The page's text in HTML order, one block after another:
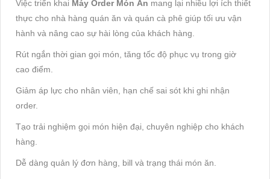
Việc triển khai Máy Order Món Ăn mang lại nhiều lợi ích thiết
thực cho nhà hàng quán ăn và quán cà phê giúp tối ưu vận
hành và nâng cao sự hài lòng của khách hàng.
Rút ngắn thời gian gọi món, tăng tốc độ phục vụ trong giờ
cao điểm.
Giảm áp lực cho nhân viên, hạn chế sai sót khi ghi nhận
order.
Tạo trải nghiệm gọi món hiện đại, chuyên nghiệp cho khách
hàng.
Dễ dàng quản lý đơn hàng, bill và trạng thái món ăn.